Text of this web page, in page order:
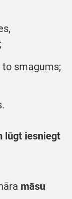
smagums;
lūgt iesniegt
māsu